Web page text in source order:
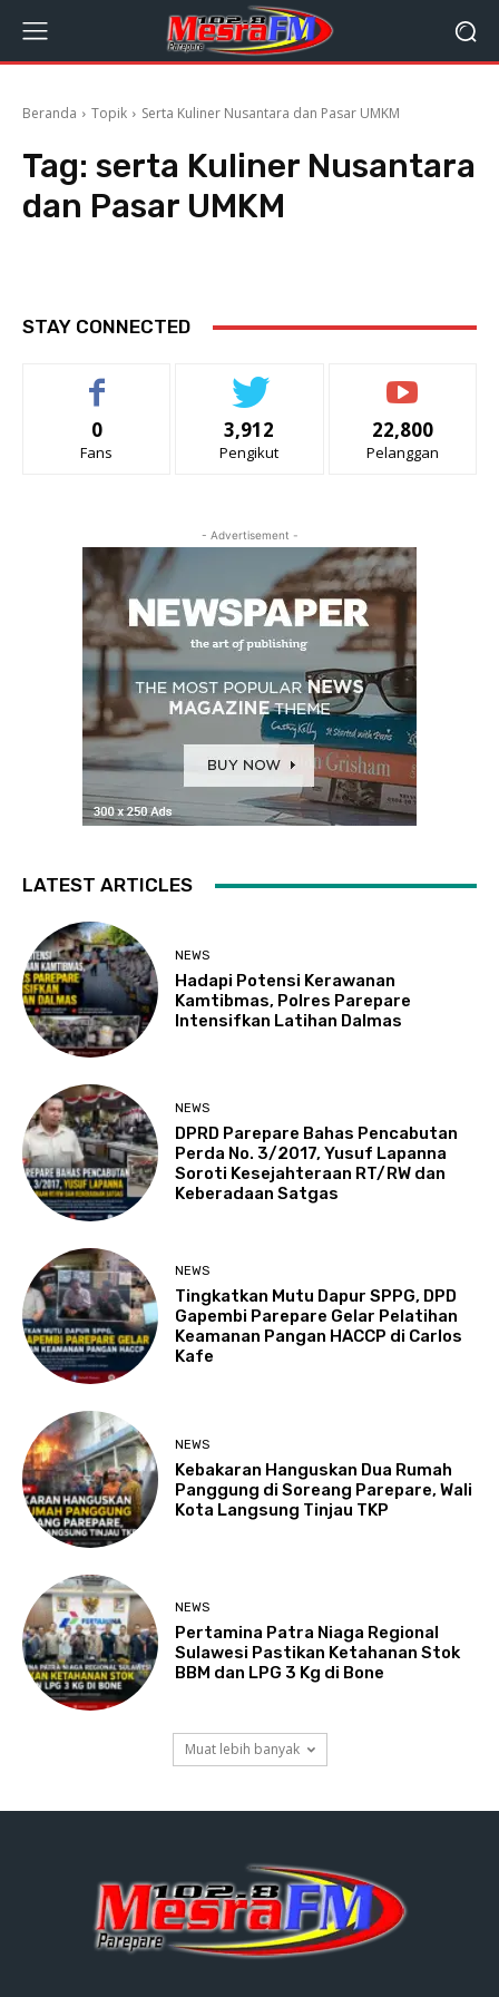
Beranda Topik Serta Kuliner Nusantara dan Pasar UMKM
Tag: serta Kuliner Nusantara
dan Pasar UMKM
STAY CONNECTED
0
Fans
3,912
Pengikut
22,800
Pelanggan
- Advertisement -
LATEST ARTICLES
NEWS
Hadapi Potensi Kerawanan
Kamtibmas, Polres Parepare
Intensifkan Latihan Dalmas
NEWS
DPRD Parepare Bahas Pencabutan
Perda No. 3/2017, Yusuf Lapanna
Soroti Kesejahteraan RT/RW dan
Keberadaan Satgas
NEWS
Tingkatkan Mutu Dapur SPPG, DPD
Gapembi Parepare Gelar Pelatihan
Keamanan Pangan HACCP di Carlos
Kafe
NEWS
Kebakaran Hanguskan Dua Rumah
Panggung di Soreang Parepare, Wali
Kota Langsung Tinjau TKP
NEWS
Pertamina Patra Niaga Regional
Sulawesi Pastikan Ketahanan Stok
BBM dan LPG 3 Kg di Bone
Muat lebih banyak